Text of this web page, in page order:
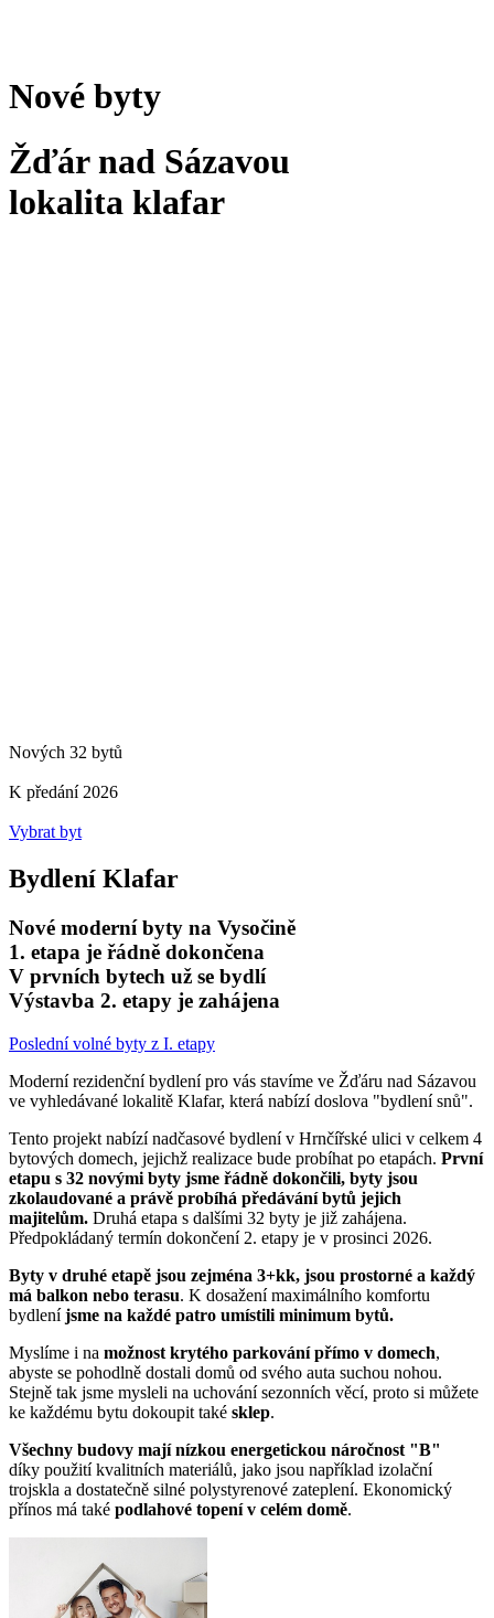
Nové byty
Žďár nad Sázavou
lokalita klafar
Nových 32 bytů
K předání 2026
Vybrat byt
Bydlení Klafar
Nové moderní byty na Vysočině
1. etapa je řádně dokončena
V prvních bytech už se bydlí
Výstavba 2. etapy je zahájena
Poslední volné byty z I. etapy
Moderní rezidenční bydlení pro vás stavíme ve Žďáru nad Sázavou
ve vyhledávané lokalitě Klafar, která nabízí doslova "bydlení snů".
Tento projekt nabízí nadčasové bydlení v Hrnčířské ulici v celkem 4
bytových domech, jejichž realizace bude probíhat po etapách. První
etapu s 32 novými byty jsme řádně dokončili, byty jsou
zkolaudované a právě probíhá předávání bytů jejich
majitelům. Druhá etapa s dalšími 32 byty je již zahájena.
Předpokládaný termín dokončení 2. etapy je v prosinci 2026.
Byty v druhé etapě jsou zejména 3+kk, jsou prostorné a každý
má balkon nebo terasu. K dosažení maximálního komfortu
bydleníjsme na každé patro umístili minimum bytů.
Myslíme i na možnost krytého parkování přímo v domech,
abyste se pohodlně dostali domů od svého auta suchou nohou.
Stejně tak jsme mysleli na uchování sezonních věcí, proto si můžete
ke každému bytu dokoupit také sklep.
Všechny budovy mají nízkou energetickou náročnost "B"
díky použití kvalitních materiálů, jako jsou například izolační
trojskla a dostatečně silné polystyrenové zateplení. Ekonomický
přínos má také podlahové topení v celém domě.